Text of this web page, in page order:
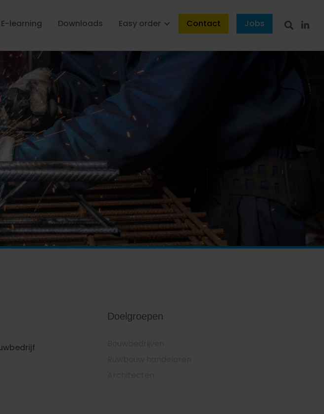
E-learning Downloads Easy order Contact Jobs
Doelgroepen